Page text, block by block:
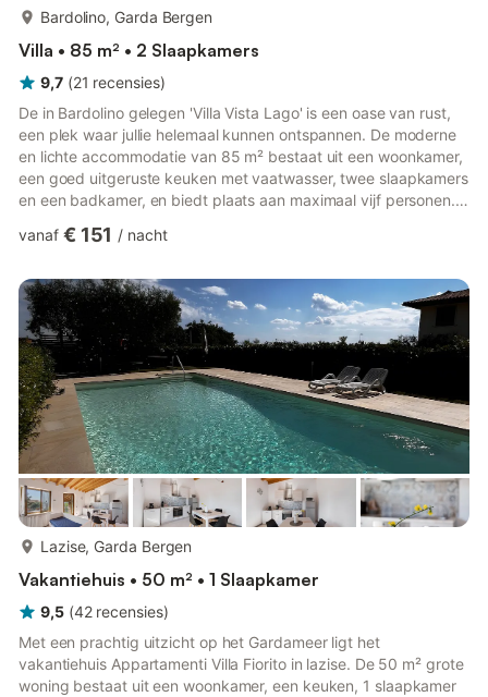
Bardolino, Garda Bergen
Villa • 85 m² • 2 Slaapkamers
9,7 (21 recensies)
De in Bardolino gelegen 'Villa Vista Lago' is een oase van rust,
een plek waar jullie helemaal kunnen ontspannen. De moderne
en lichte accommodatie van 85 m² bestaat uit een woonkamer,
een goed uitgeruste keuken met vaatwasser, twee slaapkamers
en een badkamer, en biedt plaats aan maximaal vijf personen.
barbecue, broodrooster, koffiezetapparaat, filterkoffie en
van deze accommodatie is het privébuitengedeelte met een
verzorgde tuin en een privé dakterras met fantastis...
vanaf € 151 / nacht
Lazise, Garda Bergen
Vakantiehuis • 50 m² • 1 Slaapkamer
9,5 (42 recensies)
Met een prachtig uitzicht op het Gardameer ligt het
vakantiehuis Appartamenti Villa Fiorito in lazise. De 50 m² grote
woning bestaat uit een woonkamer, een keuken, 1 slaapkamer